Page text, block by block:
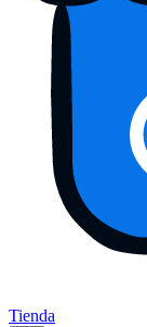
Tienda